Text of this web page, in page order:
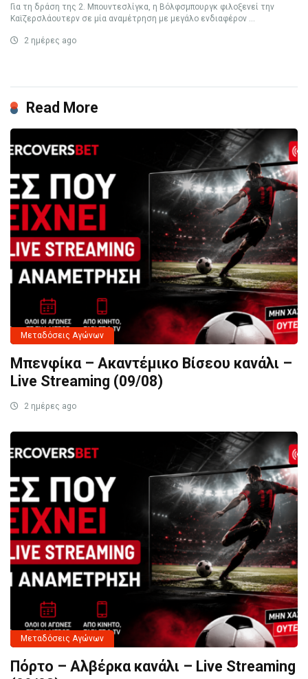
Για τη δράση της 2. Μπουντεσλίγκα, η Βόλφσμπουργκ φιλοξενεί την
Καϊζερσλάουτερν σε μία αναμέτρηση με μεγάλο ενδιαφέρον ...
2 ημέρες ago
Read More
Μεταδόσεις Αγώνων
Μπενφίκα – Ακαντέμικο Βίσεου κανάλι –
Live Streaming (09/08)
2 ημέρες ago
Μεταδόσεις Αγώνων
Πόρτο – Αλβέρκα κανάλι – Live Streaming